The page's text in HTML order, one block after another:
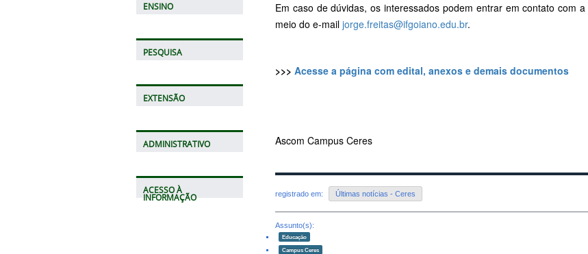
ENSINO
PESQUISA
EXTENSÃO
ADMINISTRATIVO
ACESSO À
INFORMAÇÃO
Em caso de dúvidas, os interessados podem entrar em contato com
meio do e-mail jorge.freitas@ifgoiano.edu.br.
>>> Acesse a página com edital, anexos e demais documentos
Ascom Campus Ceres
registrado em: Últimas notícias - Ceres
Assunto(s):
Educação
Campus Ceres